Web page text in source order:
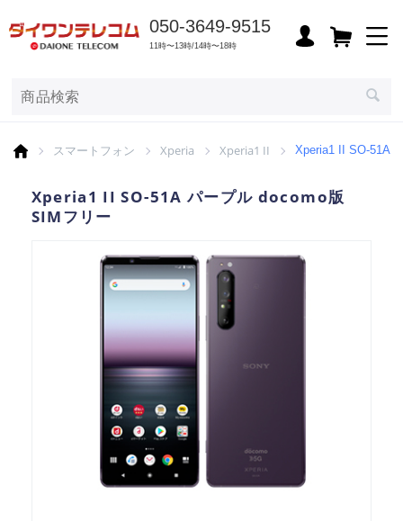
050-3649-9515
11時〜13時/14時〜18時
スマートフォン Xperia Xperia1 II Xperia1 II SO-51A
Xperia1 II SO-51A パープル docomo版
SIMフリー